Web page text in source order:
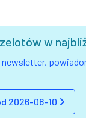
w
2026-08-10